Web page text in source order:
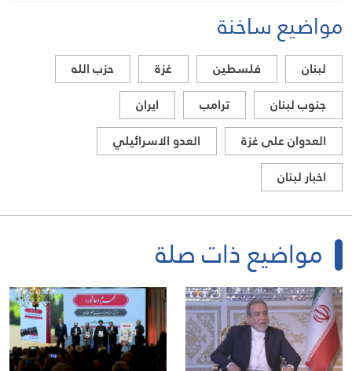
مواضيع ساخنة
لبنان فلسطين غزة
حزب الله
جنوب لبنان
ترامب
ايران
العدوان على غزة
العدو الاسرائيلي
اخبار لبنان
مواضيع ذات صلة